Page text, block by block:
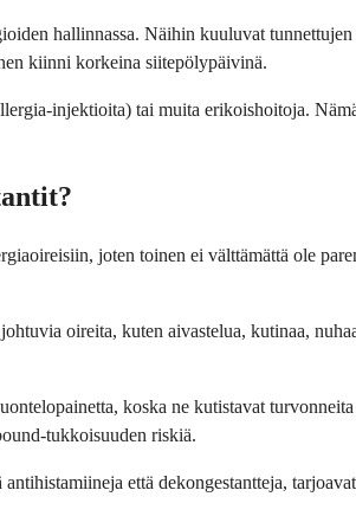
hallinnassa. Näihin kuuluvat
kiinni korkeina siitepölypäivinä.
injektioita) tai muita erikoishoitoja.
joten toinen ei välttämättä ole
oireita, kuten aivastelua, kutinaa,
koska ne kutistavat
tukkoisuuden riskiä.
että dekongestantteja,